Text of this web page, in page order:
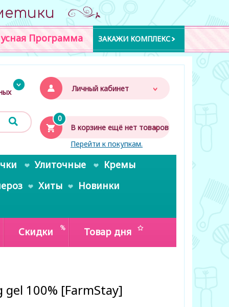
Программа ЗАКАЖИ КОМПЛЕКС
Личный кабинет
0
В корзине ещё нет товаров
Перейти к покупкам.
Улиточные
Кремы
Хиты
Новинки
Скидки Товар дня
100% [FarmStay]